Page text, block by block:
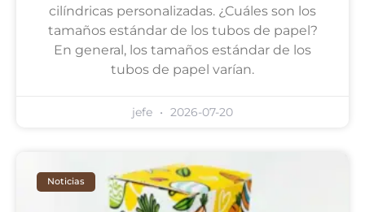
cilíndricas personalizadas. ¿Cuáles son los
tamaños estándar de los tubos de papel?
En general, los tamaños estándar de los
tubos de papel varían.
jefe 2026-07-20
Noticias